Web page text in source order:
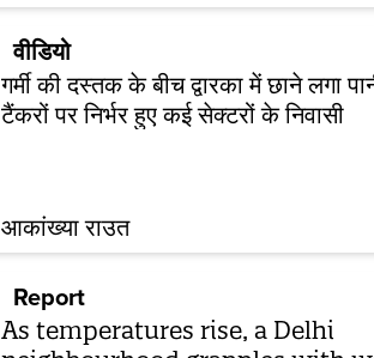
वीडियो
गर्मी की दस्तक के बीच द्वारका में छाने लगा
टैंकरों पर निर्भर हुए कई सेक्टरों के निवासी
आकांख्या राउत
Report
As temperatures rise, a Delhi